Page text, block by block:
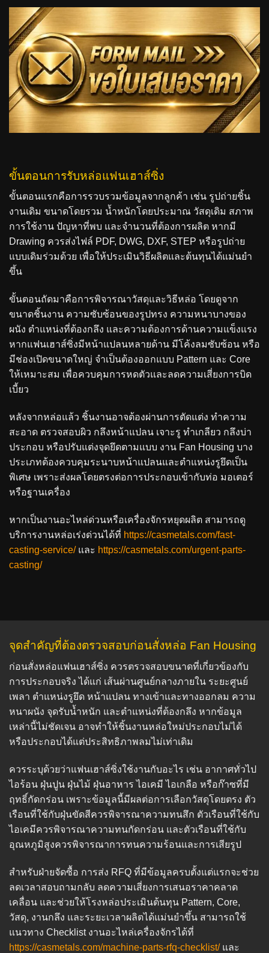
ขั้นตอนการรับหล่อแฟนเฮาส์ซิ่ง
ขั้นตอนแรกคือการรวบรวมข้อมูลจากลูกค้า เช่น รูปถ่ายชิ้น
งานเดิม ขนาดโดยรวม น้ำหนักโดยประมาณ วัสดุเดิม สภาพ
การใช้งาน ปัญหาที่พบ และจำนวนที่ต้องการผลิต หากมี
Drawing ควรส่งไฟล์ PDF, DWG, DXF, STEP หรือรูปถ่าย
แบบเดิมร่วมด้วย เพื่อให้ประเมินวิธีผลิตและต้นทุนได้แม่นยำ
ขึ้น
ขั้นตอนถัดมาคือการพิจารณาวัสดุและวิธีหล่อ โดยดูจาก
ขนาดชิ้นงาน ความซับซ้อนของรูปทรง ความหนาบางของ
ผนัง ตำแหน่งที่ต้องกลึง และความต้องการด้านความแข็งแรง
หากแฟนเฮาส์ซิ่งมีหน้าแปลนหลายด้าน มีโค้งลมซับซ้อน หรือ
มีช่องเปิดขนาดใหญ่ จำเป็นต้องออกแบบ Pattern และ Core
ให้เหมาะสม เพื่อควบคุมการหดตัวและลดความเสี่ยงการบิด
เบี้ยว
หลังจากหล่อแล้ว ชิ้นงานอาจต้องผ่านการตัดแต่ง ทำความ
สะอาด ตรวจสอบผิว กลึงหน้าแปลน เจาะรู ทำเกลียว กลึงบ่า
ประกอบ หรือปรับแต่งจุดยึดตามแบบ งาน Fan Housing บาง
ประเภทต้องควบคุมระนาบหน้าแปลนและตำแหน่งรูยึดเป็น
พิเศษ เพราะส่งผลโดยตรงต่อการประกอบเข้ากับท่อ มอเตอร์
หรือฐานเครื่อง
หากเป็นงานอะไหล่ด่วนหรือเครื่องจักรหยุดผลิต สามารถดู
บริการงานหล่อเร่งด่วนได้ที่ https://casmetals.com/fast-
casting-service/และ https://casmetals.com/urgent-parts-
casting/
จุดสำคัญที่ต้องตรวจสอบก่อนสั่งหล่อ Fan Housing
ก่อนสั่งหล่อแฟนเฮาส์ซิ่ง ควรตรวจสอบขนาดที่เกี่ยวข้องกับ
การประกอบจริง ได้แก่ เส้นผ่านศูนย์กลางภายใน ระยะศูนย์
เพลา ตำแหน่งรูยึด หน้าแปลน ทางเข้าและทางออกลม ความ
หนาผนัง จุดรับน้ำหนัก และตำแหน่งที่ต้องกลึง หากข้อมูล
เหล่านี้ไม่ชัดเจน อาจทำให้ชิ้นงานหล่อใหม่ประกอบไม่ได้
หรือประกอบได้แต่ประสิทธิภาพลมไม่เท่าเดิม
ควรระบุด้วยว่าแฟนเฮาส์ซิ่งใช้งานกับอะไร เช่น อากาศทั่วไป
ไอร้อน ฝุ่นปูน ฝุ่นไม้ ฝุ่นอาหาร ไอเคมี ไอเกลือ หรือก๊าซที่มี
ฤทธิ์กัดกร่อน เพราะข้อมูลนี้มีผลต่อการเลือกวัสดุโดยตรง ตัว
เรือนที่ใช้กับฝุ่นขัดสีควรพิจารณาความทนสึก ตัวเรือนที่ใช้กับ
ไอเคมีควรพิจารณาความทนกัดกร่อน และตัวเรือนที่ใช้กับ
อุณหภูมิสูงควรพิจารณาการทนความร้อนและการเสียรูป
สำหรับฝ่ายจัดซื้อ การส่ง RFQ ที่มีข้อมูลครบตั้งแต่แรกจะช่วย
ลดเวลาสอบถามกลับ ลดความเสี่ยงการเสนอราคาคลาด
เคลื่อน และช่วยให้โรงหล่อประเมินต้นทุน Pattern, Core,
วัสดุ, งานกลึง และระยะเวลาผลิตได้แม่นยำขึ้น สามารถใช้
แนวทาง Checklist งานอะไหล่เครื่องจักรได้ที่
https://casmetals.com/machine-parts-rfq-checklist/และ